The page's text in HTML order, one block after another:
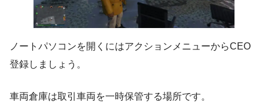
ノートパソコンを開くにはアクションメニューからCEO
登録しましょう。
車両倉庫は取引車両を一時保管する場所です。